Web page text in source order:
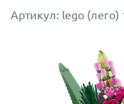
например,
достигать в высоту
Hабор Лего 10313
Артикул: lego (лего)